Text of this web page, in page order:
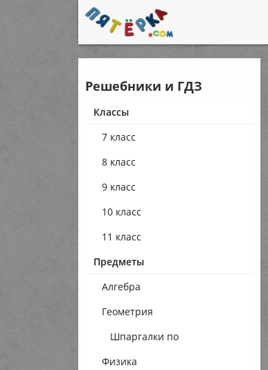
Решебники и ГДЗ
Классы
7 класс
8 класс
9 класс
10 класс
11 класс
Предметы
Алгебра
Геометрия
Шпаргалки по
геометрии
Физика